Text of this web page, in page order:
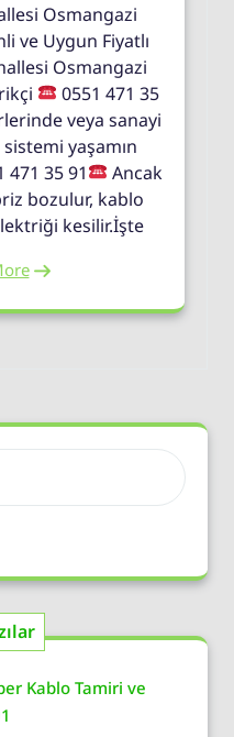
Osmangazi
ve Uygun Fiyatlı
Osmangazi
0551 471 35
veya sanayi
yaşamın
471 35 91
Ancak
bozulur, kablo
kesilir.İşte
Kablo Tamiri ve